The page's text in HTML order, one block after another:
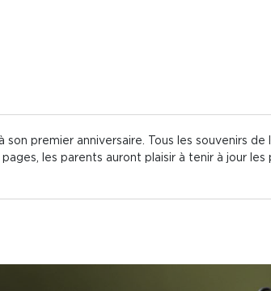
premier anniversaire. Tous les souvenirs
les parents auront plaisir à tenir à jour